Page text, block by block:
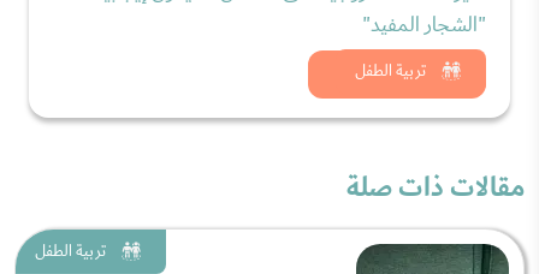
تربية الطفل
"الشجار المفيد"
شاهد الان
مقالات ذات صلة
تربية الطفل